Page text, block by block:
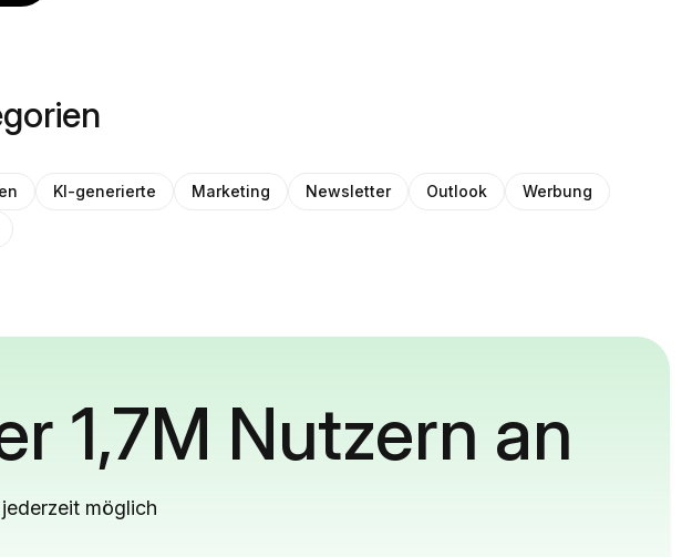
KI-generierte Marketing Newsletter Outlook
Werbung
1,7M Nutzern an
möglich